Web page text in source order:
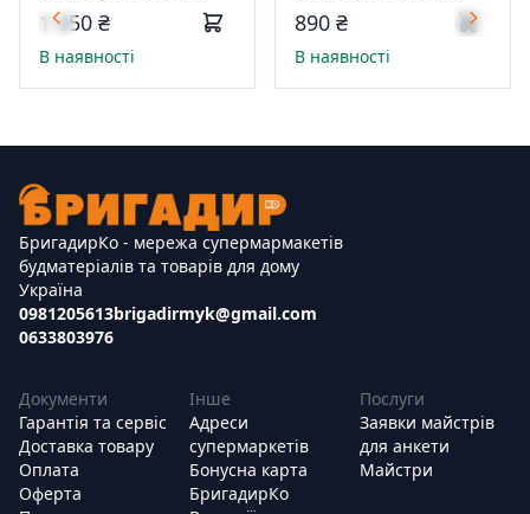
1 050 ₴
В наявності
890 ₴
В наявності
БригадирКо - мережа супермармакетів
будматеріалів та товарів для дому
Україна
0981205613
0633803976
brigadirmyk@gmail.com
Документи
Гарантія та сервіс
Доставка товару
Оплата
Оферта
Інше
Адреси
супермаркетів
Бонусна карта
БригадирКо
Послуги
Заявки майстрів
для анкети
Майстри